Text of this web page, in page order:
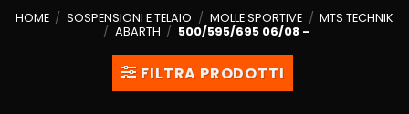
HOME / SOSPENSIONI E TELAIO / MOLLE SPORTIVE / MTS TECHNIK
/ ABARTH / 500/595/695 06/08 -
FILTRA PRODOTTI